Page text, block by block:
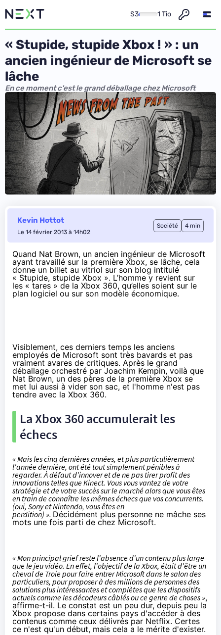
S3 1 Tio
« Stupide, stupide Xbox ! » : un
ancien ingénieur de Microsoft se
lâche
En ce moment c'est le grand déballage chez Microsoft
Kevin Hottot
Le 14 février 2013 à 14h02
Société 4 min
Quand Nat Brown, un ancien ingénieur de Microsoft
ayant travaillé sur la première Xbox, se lâche, cela
donne un billet au vitriol sur son blog intitulé
« Stupide, stupide Xbox ». L’homme y revient sur
les « tares » de la Xbox 360, qu’elles soient sur le
plan logiciel ou sur son modèle économique.
Visiblement, ces derniers temps les anciens
employés de Microsoft sont très bavards et pas
vraiment avares de critiques. Après le grand
déballage orchestré par Joachim Kempin, voilà que
Nat Brown, un des pères de la première Xbox se
met lui aussi à vider son sac, et l'homme n'est pas
tendre avec la Xbox 360.
La Xbox 360 accumulerait les
échecs
« Mais les cinq dernières années, et plus particulièrement
l'année dernière, ont été tout simplement pénibles à
regarder. Àdéfaut d'innover et de ne pas tirer profit des
innovations telles que Kinect. Vous vous vantez de votre
stratégie et de votre succès sur le marché alors que vous êtes
en train de connaître les mêmes échecs que vos concurrents.
(oui, Sony et Nintendo, vous êtes en
perdition) ». Décidément plus personne ne mâche ses
mots une fois parti de chez Microsoft.
« Mon principal grief reste l'absence d'un contenu plus large
que le jeu vidéo. En effet, l'objectif de la Xbox, était d'être un
cheval de Troie pour faire entrer Microsoft dans le salon des
particuliers, pour proposer à des millions de personnes des
solutions plus intéressantes et complètes que les dispositifs
actuels comme les décodeurs câblés ou ce genre de choses »,
affirme-t-il. Le constat est un peu dur, depuis peu la
Xbox propose dans certains pays d'accéder à des
contenus comme ceux délivrés par Netflix. Certes
ce n'est qu'un début, mais cela a le mérite d'exister.